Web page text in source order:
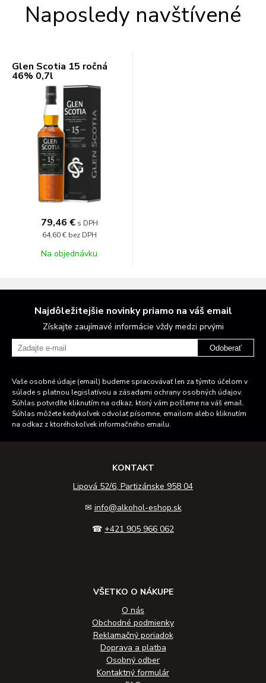
Naposledy navštívené
Glen Scotia 15 ročná
46% 0,7l
79,46 € s DPH
64,60 € bez DPH
Na objednávku
Najdôležitejšie novinky priamo na váš email
Získajte zaujímavé informácie vždy medzi prvými
Odoberať
Vaše osobné údaje (email) budeme spracovávať len za týmto účelom v
súlade s platnou legislatívou a zásadami ochrany osobných údajov.
Súhlas potvrdíte kliknutím na odkaz, ktorý vám pošleme na váš email.
Súhlas môžete kedykoľvek odvolať písomne, emailom alebo kliknutím
na odkaz z ktoréhokoľvek informačného emailu.
KONTAKT
Lipová 52/6, Partizánske 958 04
✉ info@alkohol-eshop.sk
☎ +421 905 966 062
VŠETKO O NÁKUPE
O nás
Obchodné podmienky
Reklamačný poriadok
Doprava a platba
Osobný odber
Kontaktný formulár